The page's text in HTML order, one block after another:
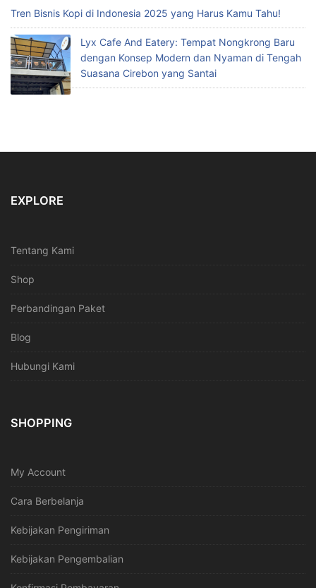
Tren Bisnis Kopi di Indonesia 2025 yang Harus Kamu Tahu!
Lyx Cafe And Eatery: Tempat Nongkrong Baru
dengan Konsep Modern dan Nyaman di Tengah
Suasana Cirebon yang Santai
EXPLORE
Tentang Kami
Shop
Perbandingan Paket
Blog
Hubungi Kami
SHOPPING
My Account
Cara Berbelanja
Kebijakan Pengiriman
Kebijakan Pengembalian